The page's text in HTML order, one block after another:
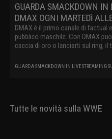
GUARDA SMACKDOWN
DMAX OGNI MARTEDì
DMAX è il primo canale di factual
pubblico maschile. Con DMAX
caccia di oro o lanciarti sul ring,
GUARDA SMACKDOWN IN LIVE STREAMING
Tutte le novità sulla WWE